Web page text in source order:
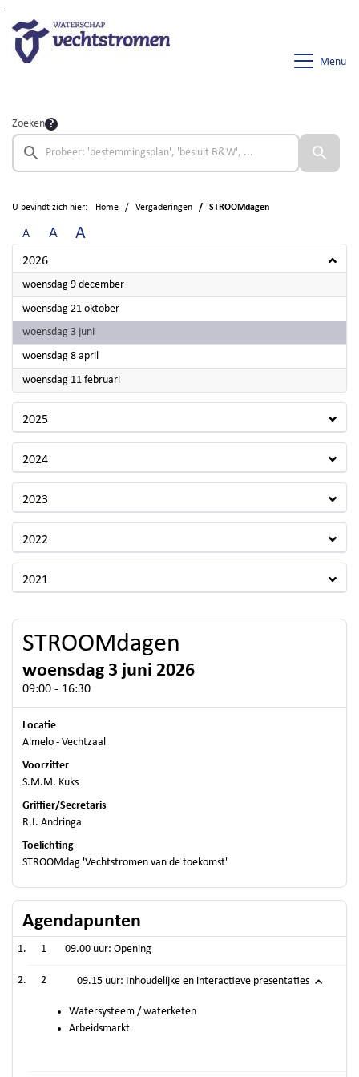
Menu
Zoeken
U bevindt zich hier: Home Vergaderingen STROOMdagen
A A A
2026
woensdag 9 december2026
woensdag 21 oktober2026
woensdag 3 juni2026
woensdag 8 april
woensdag 11 februari2026
2025
2024
2023
2022
2021
STROOMdagen
woensdag 3 juni 2026
09:00 - 16:30
Locatie
Almelo - Vechtzaal
Voorzitter
S.M.M. Kuks
Griffier/Secretaris
R.I. Andringa
Toelichting
STROOMdag 'Vechtstromen van de toekomst'
Agendapunten
1 09.00 uur: Opening
2 09.15 uur: Inhoudelijke en interactieve presentaties
Watersysteem / waterketen
Arbeidsmarkt